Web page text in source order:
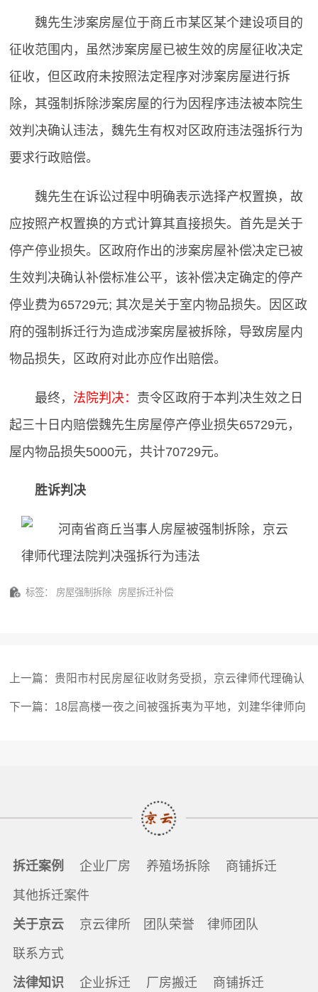
魏先生涉案房屋位于商丘市某区某个建设项目的
征收范围内，虽然涉案房屋已被生效的房屋征收决定
征收，但区政府未按照法定程序对涉案房屋进行拆
除，其强制拆除涉案房屋的行为因程序违法被本院生
效判决确认违法，魏先生有权对区政府违法强拆行为
要求行政赔偿。
魏先生在诉讼过程中明确表示选择产权置换，故
应按照产权置换的方式计算其直接损失。首先是关于
停产停业损失。区政府作出的涉案房屋补偿决定已被
生效判决确认补偿标准公平，该补偿决定确定的停产
停业费为65729元; 其次是关于室内物品损失。因区政
府的强制拆迁行为造成涉案房屋被拆除，导致房屋内
物品损失，区政府对此亦应作出赔偿。
最终， 法院判决： 责令区政府于本判决生效之日
起三十日内赔偿魏先生房屋停产停业损失65729元，
屋内物品损失5000元，共计70729元。
胜诉判决
标签： 房屋强制拆除 房屋拆迁补偿
上一篇： 贵阳市村民房屋征收财务受损，京云律师代理确认
强拆和占用违法
下一篇： 18层高楼一夜之间被强拆夷为平地，刘建华律师向
拆迁案例 企业厂房 养殖场拆除 商铺拆迁
其他拆迁案件
关于京云 京云律所 团队荣誉 律师团队
联系方式
法律知识 企业拆迁 厂房搬迁 商铺拆迁